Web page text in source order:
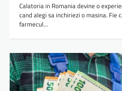
Calatoria in Romania devine o
cand alegi sa inchiriezi o masina. Fie
farmecul…